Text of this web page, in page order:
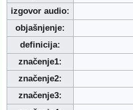
izgovor audio:
objašnjenje:
definicija:
značenje1:
značenje2:
značenje3: